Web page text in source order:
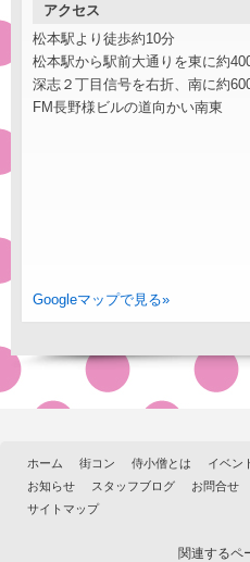
アクセス
松本駅より徒歩約10分
松本駅から駅前大通りを東に約
深志２丁目信号を右折、南に約
FM長野様ビルの道向かい南東
Googleマップで見る»
ホーム 街コン 侍小僧とは イベン
お知らせ
スタッフブログ お問合せ
サイトマップ
関連するペ